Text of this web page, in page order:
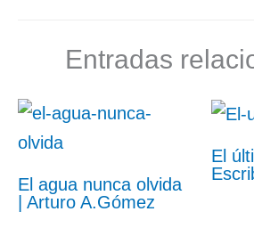
Entradas
El agua nunca olvida
| Arturo A.Gómez
El